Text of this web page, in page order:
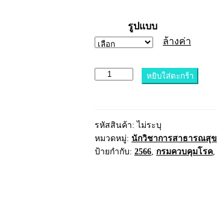
รูปแบบ
ล้างค่า
หยิบใส่ตะกร้า
รหัสสินค้า: ไม่ระบุ
หมวดหมู่: นักวิชาการสาธารณสุข
ป้ายกำกับ: 2566, กรมควบคุมโรค,